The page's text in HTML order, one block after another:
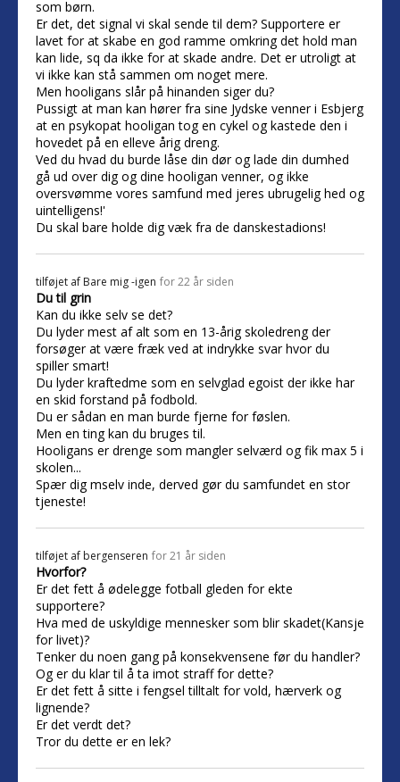
som børn.
Er det, det signal vi skal sende til dem? Supportere er
lavet for at skabe en god ramme omkring det hold man
kan lide, sq da ikke for at skade andre. Det er utroligt at
vi ikke kan stå sammen om noget mere.
Men hooligans slår på hinanden siger du?
Pussigt at man kan hører fra sine Jydske venner i Esbjerg
at en psykopat hooligan tog en cykel og kastede den i
hovedet på en elleve årig dreng.
Ved du hvad du burde låse din dør og lade din dumhed
gå ud over dig og dine hooligan venner, og ikke
oversvømme vores samfund med jeres ubrugelig hed og
uintelligens!'
Du skal bare holde dig væk fra de danskestadions!
tilføjet af Bare mig -igen for 22 år siden
Du til grin
Kan du ikke selv se det?
Du lyder mest af alt som en 13-årig skoledreng der
forsøger at være fræk ved at indrykke svar hvor du
spiller smart!
Du lyder kraftedme som en selvglad egoist der ikke har
en skid forstand på fodbold.
Du er sådan en man burde fjerne for føslen.
Men en ting kan du bruges til.
Hooligans er drenge som mangler selværd og fik max 5 i
skolen...
Spær dig mselv inde, derved gør du samfundet en stor
tjeneste!
tilføjet af bergenseren for 21 år siden
Hvorfor?
Er det fett å ødelegge fotball gleden for ekte
supportere?
Hva med de uskyldige mennesker som blir skadet(Kansje
for livet)?
Tenker du noen gang på konsekvensene før du handler?
Og er du klar til å ta imot straff for dette?
Er det fett å sitte i fengsel tilltalt for vold, hærverk og
lignende?
Er det verdt det?
Tror du dette er en lek?